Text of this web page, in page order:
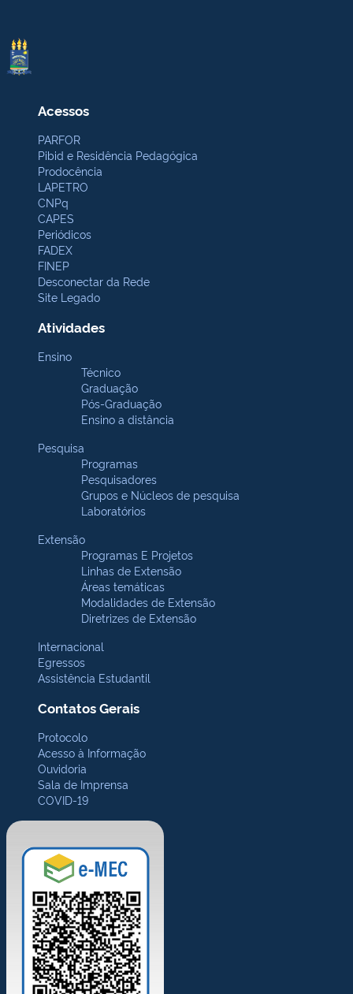
Acessos
PARFOR
Pibid e Residência Pedagógica
Prodocência
LAPETRO
CNPq
CAPES
Periódicos
FADEX
FINEP
Desconectar da Rede
Site Legado
Atividades
Ensino
Técnico
Graduação
Pós-Graduação
Ensino a distância
Pesquisa
Programas
Pesquisadores
Grupos e Núcleos de pesquisa
Laboratórios
Extensão
Programas E Projetos
Linhas de Extensão
Áreas temáticas
Modalidades de Extensão
Diretrizes de Extensão
Internacional
Egressos
Assistência Estudantil
Contatos Gerais
Protocolo
Acesso à Informação
Ouvidoria
Sala de Imprensa
COVID-19